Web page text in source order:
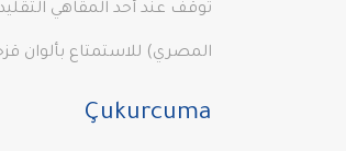
توقف عند أحد المقاهي
المصري) للاستمتاع بألوان
Çukurcuma